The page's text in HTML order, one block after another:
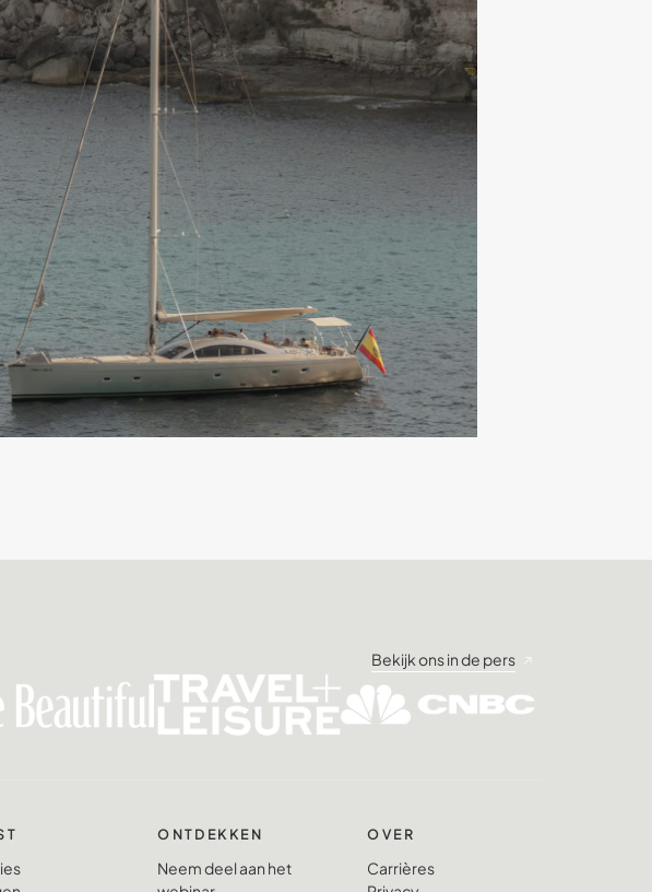
Bekijk ons in de pers
ONTDEKKEN
Neem deel aan het
OVER
Carrières